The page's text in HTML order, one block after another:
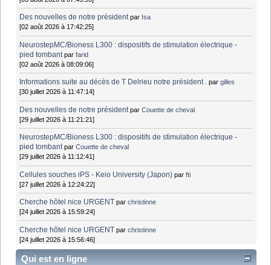
Des nouvelles de notre président par Isa
[02 août 2026 à 17:42:25]
NeurostepMC/Bioness L300 : dispositifs de stimulation électrique -
pied tombant parfarid
[02 août 2026 à 08:09:06]
Informations suite au décès de T Delrieu notre président . pargilles
[30 juillet 2026 à 11:47:14]
Des nouvelles de notre président parCouette de cheval
[29 juillet 2026 à 11:21:21]
NeurostepMC/Bioness L300 : dispositifs de stimulation électrique -
pied tombant parCouette de cheval
[29 juillet 2026 à 11:12:41]
Cellules souches iPS - Keio University (Japon) parfti
[27 juillet 2026 à 12:24:22]
Cherche hôtel nice URGENT parchristinne
[24 juillet 2026 à 15:59:24]
Cherche hôtel nice URGENT parchristinne
[24 juillet 2026 à 15:56:46]
Qui est en ligne